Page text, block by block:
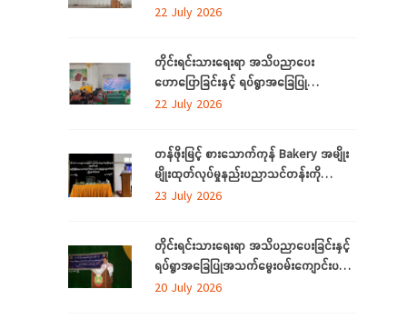
ပညာလိုအပ်ချက် ဆန်းစစ်စီမံခြင်း
ကို ရန်ကုန်တိုင်းဒေသကြီးတွင် ကျင်းပပြုလုပ်
22 July 2026
တိုင်းရင်းသားရေးရာ အသိပညာပေး
ဟောပြောခြင်းနှင့် ရပ်ရွာအခြေပြု
အသက်မွေးဝမ်းကျောင်း ပညာလိုအပ်ချက်တို့
မွန်ပြည်နယ်တွင် ကျင်းပပြုလုပ်
22 July 2026
တန်ဖိုးမြင့် စားသောက်ကုန် Bakery အမျိုး
မျိုးထုတ်လုပ်မှုနည်းပညာသင်တန်းကို
စစ်ကိုင်းတိုင်းဒေသကြီး၊ လဟယ်မြို့၌ ဖွင့်လှစ်
23 July 2026
တိုင်းရင်းသားရေးရာ အသိပညာပေးခြင်းနှင့်
ရပ်ရွာအခြေပြုအသက်မွေးဝမ်းကျောင်းပညာ
လိုအပ်ချက်များကို ဆန်းစစ်စီမံခြင်း
20 July 2026